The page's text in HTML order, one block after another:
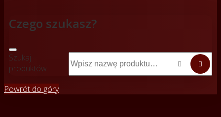
Czego szukasz?
Szukaj
produktów
 
Powrót do góry